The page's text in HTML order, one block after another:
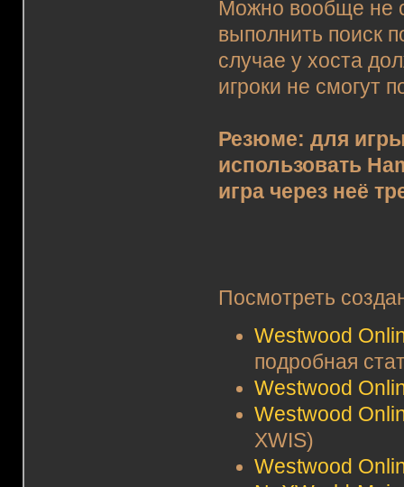
Можно вообще не
выполнить поиск
случае у хоста
игроки не смогут
Резюме: для
использовать
игра через неё
Посмотреть
Westwood
подробная
Westwood
Westwood
XWIS)
Westwood